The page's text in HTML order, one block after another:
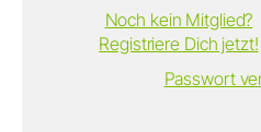
Noch kein Mitglied?
Registriere Dich jetzt!
Passwort